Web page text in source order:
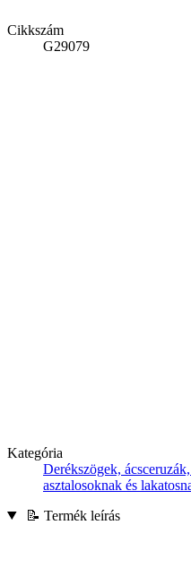
Cikkszám
G29079
Kategória
Derékszögek,
asztalosoknak és
📝 Termék leírás